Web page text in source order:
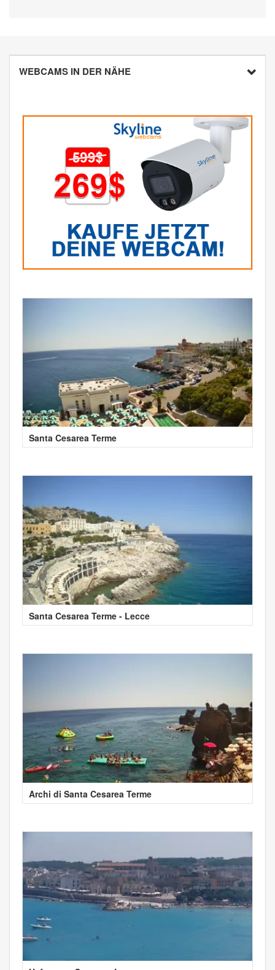
WEBCAMS IN DER NÄHE
Santa Cesarea Terme
Santa Cesarea Terme - Lecce
Archi di Santa Cesarea Terme